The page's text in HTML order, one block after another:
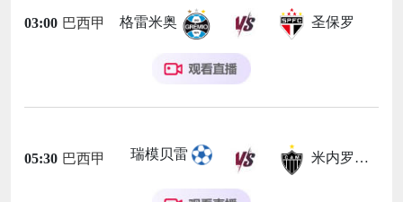
03:00 巴西甲 格雷米奥 圣保罗
05:30 巴西甲 瑞模贝雷 米内罗竞技